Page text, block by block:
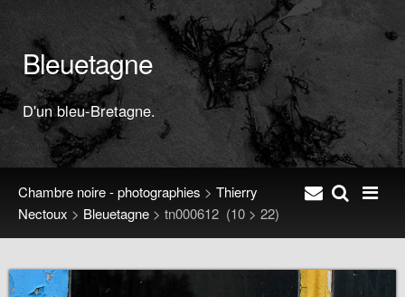
Bleuetagne
D'un bleu-Bretagne.
Chambre noire - photographies > Thierry
Nectoux > Bleuetagne > tn000612 (10 > 22)